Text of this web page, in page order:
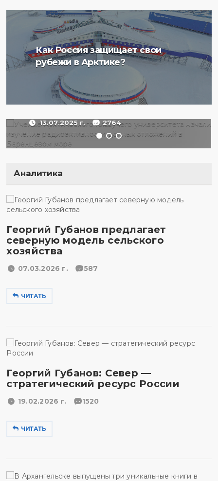
Как Россия защищает свои
рубежи в Арктике?
Ученые Арктического
плавучего университета
радиоактивности донных
отложений в Баренцевом
13.07.2025 г. 2764
Аналитика
Георгий Губанов предлагает
северную модель сельского
хозяйства
07.03.2026 г. 587
ЧИТАТЬ
Георгий Губанов: Север —
стратегический ресурс России
19.02.2026 г. 1520
ЧИТАТЬ